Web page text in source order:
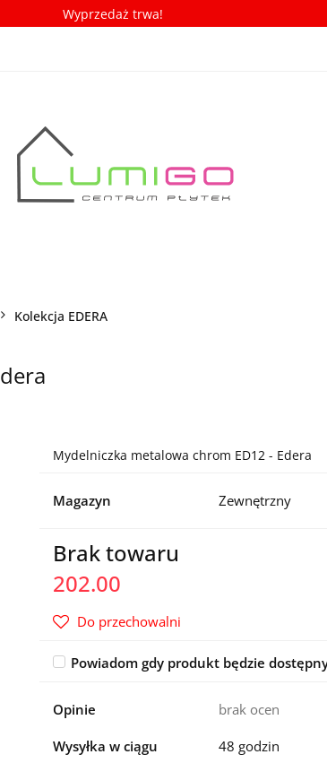
Wyprzedaż trwa!
Porady/ABC płytek Nowości
Kolekcja EDERA
Mydelniczka metalowa chrom ED12 - Edera
Magazyn Zewnętrzny
Brak towaru
202.00
Do przechowalni
Powiadom gdy produkt będzie
Opinie brak ocen
Wysyłka w ciągu 48 godzin